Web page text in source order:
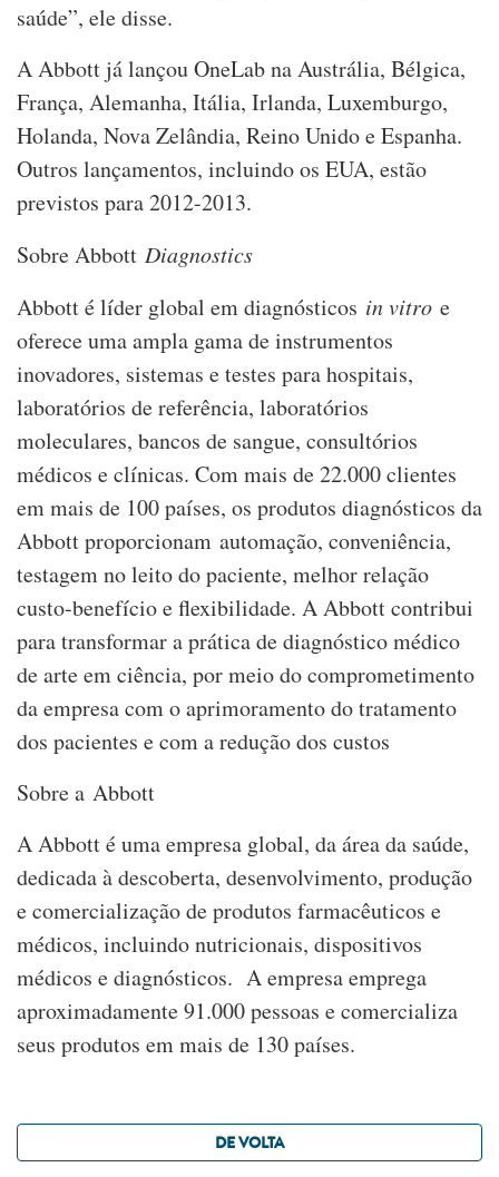
saúde”, ele disse.
A Abbott já lançou OneLab na Austrália, Bélgica,
França, Alemanha, Itália, Irlanda, Luxemburgo,
Holanda, Nova Zelândia, Reino Unido e Espanha.
Outros lançamentos, incluindo os EUA, estão
previstos para 2012-2013.
Sobre Abbott Diagnostics
Abbott é líder global em diagnósticos in vitro e
oferece uma ampla gama de instrumentos
inovadores, sistemas e testes para hospitais,
laboratórios de referência, laboratórios
moleculares, bancos de sangue, consultórios
médicos e clínicas. Com mais de 22.000 clientes
em mais de 100 países, os produtos diagnósticos da
Abbott proporcionam automação, conveniência,
testagem no leito do paciente, melhor relação
custo-benefício e flexibilidade. A Abbott contribui
para transformar a prática de diagnóstico médico
de arte em ciência, por meio do comprometimento
da empresa com o aprimoramento do tratamento
dos pacientes e com a redução dos custos
Sobre a Abbott
A Abbott é uma empresa global, da área da saúde,
dedicada à descoberta, desenvolvimento, produção
e comercialização de produtos farmacêuticos e
médicos, incluindo nutricionais, dispositivos
médicos e diagnósticos. A empresa emprega
aproximadamente 91.000 pessoas e comercializa
seus produtos em mais de 130 países.
DE VOLTA